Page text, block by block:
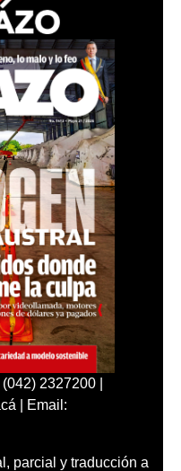
2327200 |
| Email:
parcial y traducción a